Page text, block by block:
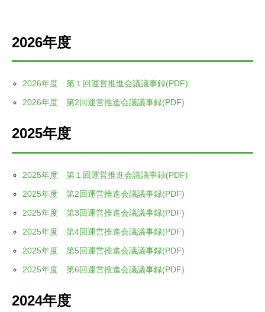
2026年度
2026年度 第１回運営推進会議議事録(PDF)
2026年度 第2回運営推進会議議事録(PDF)
2025年度
2025年度 第１回運営推進会議議事録(PDF)
2025年度 第2回運営推進会議議事録(PDF)
2025年度 第3回運営推進会議議事録(PDF)
2025年度 第4回運営推進会議議事録(PDF)
2025年度 第5回運営推進会議議事録(PDF)
2025年度 第6回運営推進会議議事録(PDF)
2024年度